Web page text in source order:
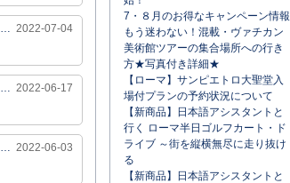
… 2022-07-04
… 2022-06-17
… 2022-06-03
7・８月のお得なキャンペーン情報
もう迷わない！混載・ヴァチカン
美術館ツアーの集合場所への行き
方★写真付き詳細★
【ローマ】サンピエトロ大聖堂入
場付プランの予約状況について
【新商品】日本語アシスタントと
行く ローマ半日ゴルフカート・ド
ライブ ～街を縦横無尽に走り抜け
る
【新商品】日本語アシスタントと